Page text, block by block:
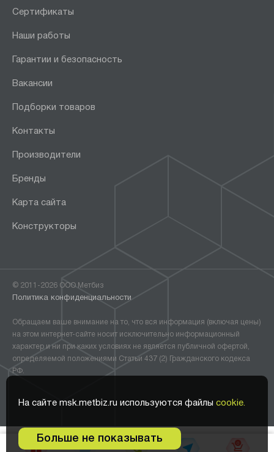
0
На сайте msk.metbiz.ru используются файлы cookie.
Больше не показывать
Сертификаты
Наши работы
Гарантии и безопасность
Вакансии
Подборки товаров
Контакты
Производители
Бренды
Карта сайта
Конструкторы
© 2011-2026 ООО Метбиз
Политика конфиденциальности
Обращаем ваше внимание на то, что вся информация (включая цены)
на этом интернет-сайте носит исключительно информационный
характер и ни при каких условиях не является публичной офертой,
определяемой положениями Статьи 437 (2) Гражданского кодекса
РФ.